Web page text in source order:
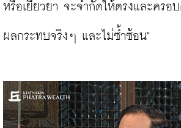
หรือเยียวยา จะจำกัดให้ตรงและครอ
ผลกระทบจริงๆ และไม่ซ้ำซ้อน"